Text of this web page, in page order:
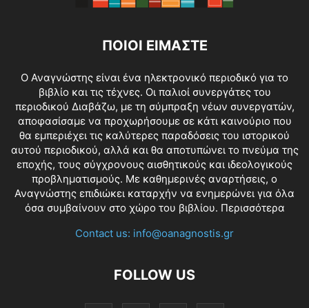
ΠΟΙΟΙ ΕΙΜΑΣΤΕ
O Αναγνώστης είναι ένα ηλεκτρονικό περιοδικό για το
βιβλίο και τις τέχνες. Οι παλιοί συνεργάτες του
περιοδικού Διαβάζω, με τη σύμπραξη νέων συνεργατών,
αποφασίσαμε να προχωρήσουμε σε κάτι καινούριο που
θα εμπεριέχει τις καλύτερες παραδόσεις του ιστορικού
αυτού περιοδικού, αλλά και θα αποτυπώνει το πνεύμα της
εποχής, τους σύγχρονους αισθητικούς και ιδεολογικούς
προβληματισμούς. Με καθημερινές αναρτήσεις, ο
Αναγνώστης επιδιώκει καταρχήν να ενημερώνει για όλα
όσα συμβαίνουν στο χώρο του βιβλίου. Περισσότερα
Contact us: info@oanagnostis.gr
FOLLOW US